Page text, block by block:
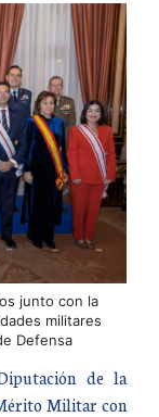
junto con la
militares
Defensa
de la
Militar con